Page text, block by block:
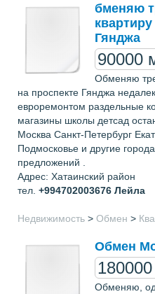
бменяю
Гянджа
90000
Обменяю
на проспекте Гянджа
евроремонтом раздельные
магазины школы детсад
Москва Санкт-Петербург
Подмосковье и другие
предложений .
Адрес: Хатаинский район
тел. +994702003676 Лейла
Недвижимость > Обмен >
Обмен
Обменяю,